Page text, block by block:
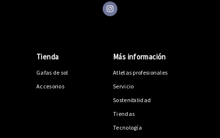
Tienda
Gafas de sol
Accesorios
Más información
Atletas profesionales
Servicio
Sostenibilidad
Tiendas
Tecnología